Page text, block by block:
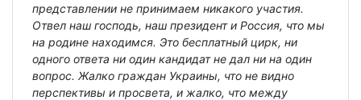
представлении не принимаем никакого участия.
Отвел наш господь, наш президент и Россия, что мы
на родине находимся. Это бесплатный цирк, ни
одного ответа ни один кандидат не дал ни на один
вопрос. Жалко граждан Украины, что не видно
перспективы и просвета, и жалко, что между